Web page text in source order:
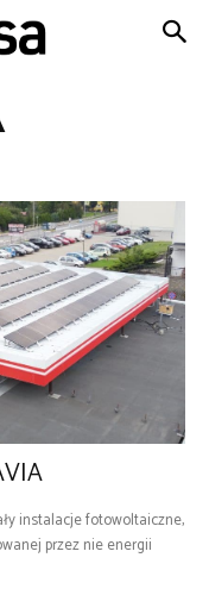
instalacje fotowoltaiczne,
przez nie energii